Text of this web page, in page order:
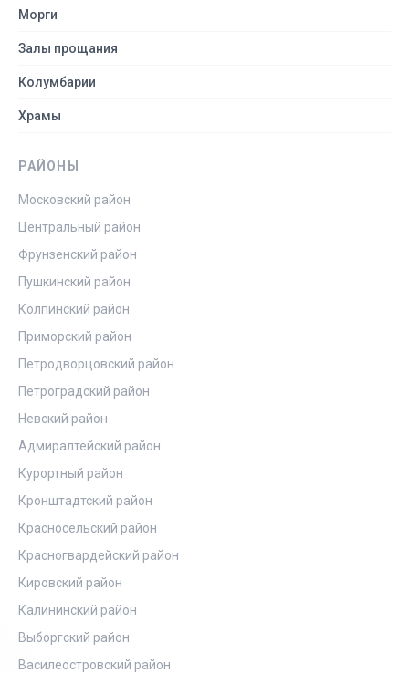
Морги
Залы прощания
Колумбарии
Храмы
РАЙОНЫ
Московский район
Центральный район
Фрунзенский район
Пушкинский район
Колпинский район
Приморский район
Петродворцовский район
Петроградский район
Невский район
Адмиралтейский район
Курортный район
Кронштадтский район
Красносельский район
Красногвардейский район
Кировский район
Калининский район
Выборгский район
Василеостровский район